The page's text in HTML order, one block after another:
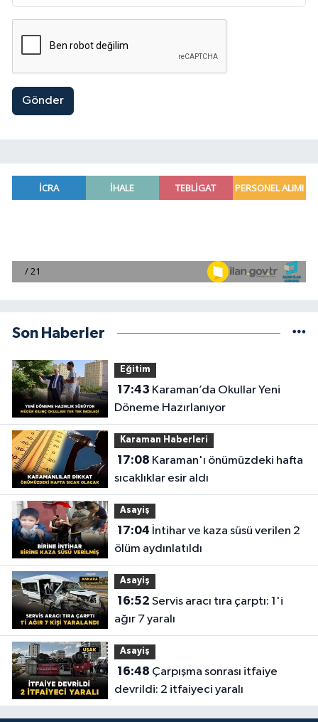
Gönder
Son Haberler
Eğitim
17:43
Döneme Hazırlanıyor
Karaman Haberleri
17:08
sıcaklıklar esir aldı
Asayiş
17:04
ölüm aydınlatıldı
Asayiş
16:52
ağır 7 yaralı
Asayiş
16:48
devrildi: 2 itfaiyeci yaralı